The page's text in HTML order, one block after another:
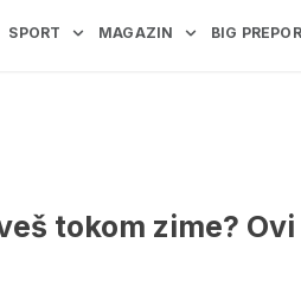
SPORT MAGAZIN BIG
tokom zime?